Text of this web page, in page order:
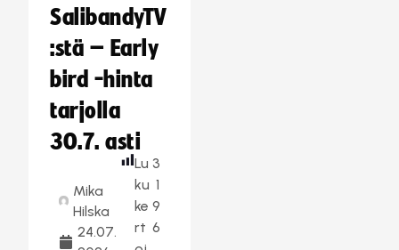
SalibandyTV
:stä – Early
bird -hinta
tarjolla
30.7. asti
Mika
Hilska
24.07.
Lu
ku
ke
rt
3
1
9
6